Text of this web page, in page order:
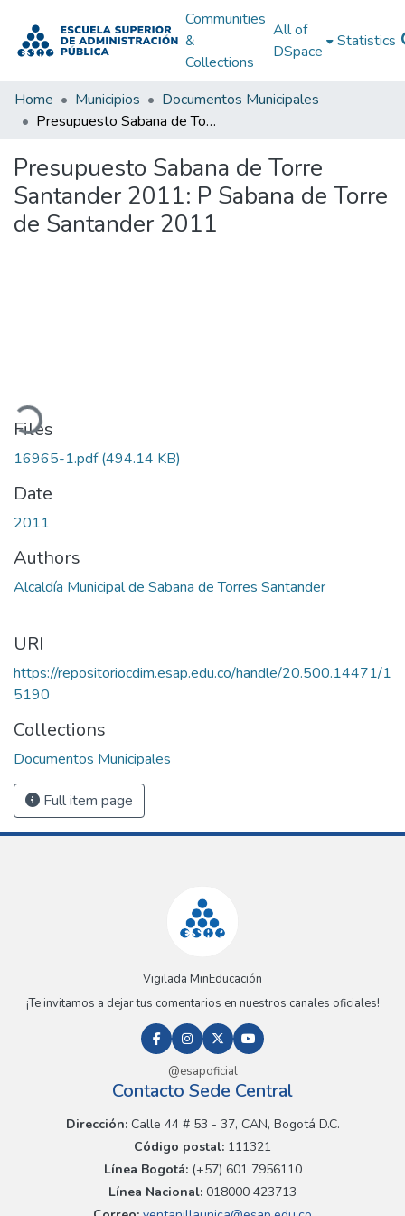
Communities
&
Collections
All of
DSpace
Statistics
Home Municipios
Documentos Municipales
Presupuesto Sabana de Torre Santander 2011: P Sabana de Torre de Santander 2011
Presupuesto Sabana de Torre
Santander 2011: P Sabana de Torre
de Santander 2011
Files
16965-1.pdf(494.14 KB)
Date
2011
Authors
Alcaldía Municipal de Sabana de Torres Santander
URI
https://repositoriocdim.esap.edu.co/handle/20.500.14471/1
5190
Collections
Documentos Municipales
Full item page
Vigilada MinEducación
¡Te invitamos a dejar tus comentarios en nuestros canales oficiales!
@esapoficial
Contacto Sede Central
Dirección:Calle 44 # 53 - 37, CAN, Bogotá D.C.
Código postal: 111321
Línea Bogotá:(+57) 601 7956110
Línea Nacional: 018000 423713